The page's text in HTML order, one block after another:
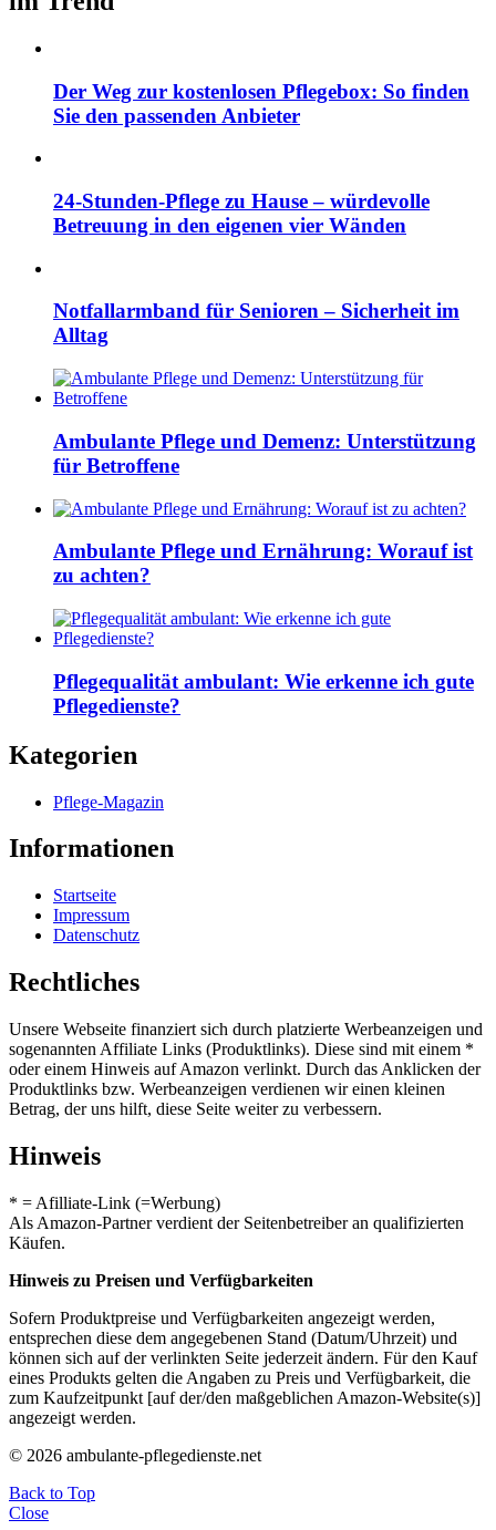
Der Weg zur kostenlosen Pflegebox: So finden
Sie den passenden Anbieter
24-Stunden-Pflege zu Hause – würdevolle
Betreuung in den eigenen vier Wänden
Notfallarmband für Senioren – Sicherheit im
Alltag
Ambulante Pflege und Demenz: Unterstützung
für Betroffene
Ambulante Pflege und Ernährung: Worauf ist
zu achten?
Pflegequalität ambulant: Wie erkenne ich gute
Pflegedienste?
Kategorien
Pflege-Magazin
Informationen
Startseite
Impressum
Datenschutz
Rechtliches
Unsere Webseite finanziert sich durch platzierte Werbeanzeigen und
sogenannten Affiliate Links (Produktlinks). Diese sind mit einem *
oder einem Hinweis auf Amazon verlinkt. Durch das Anklicken der
Produktlinks bzw. Werbeanzeigen verdienen wir einen kleinen
Betrag, der uns hilft, diese Seite weiter zu verbessern.
Hinweis
* = Afilliate-Link (=Werbung)
Als Amazon-Partner verdient der Seitenbetreiber an qualifizierten
Käufen.
Hinweis zu Preisen und Verfügbarkeiten
Sofern Produktpreise und Verfügbarkeiten angezeigt werden,
entsprechen diese dem angegebenen Stand (Datum/Uhrzeit) und
können sich auf der verlinkten Seite jederzeit ändern. Für den Kauf
eines Produkts gelten die Angaben zu Preis und Verfügbarkeit, die
zum Kaufzeitpunkt [auf der/den maßgeblichen Amazon-Website(s)]
angezeigt werden.
© 2026 ambulante-pflegedienste.net
Back to Top
Close